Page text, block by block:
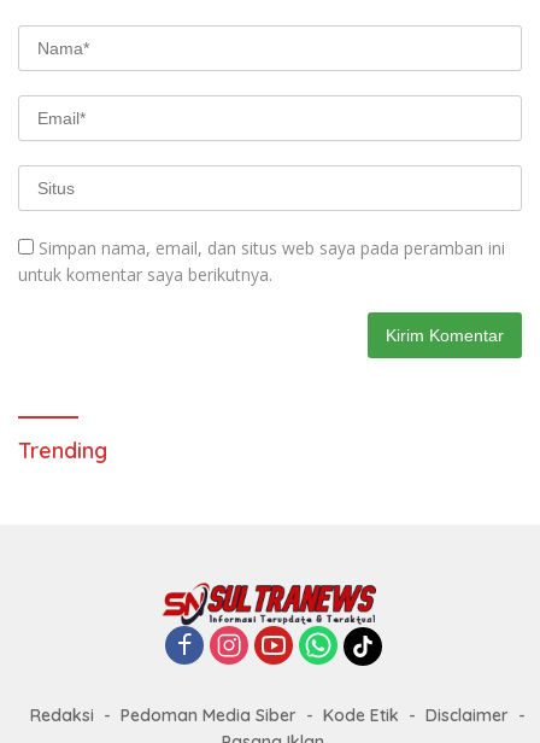
Simpan nama, email, dan situs web saya pada peramban ini
untuk komentar saya berikutnya.
Trending
Redaksi Pedoman Media Siber Kode Etik
Disclaimer